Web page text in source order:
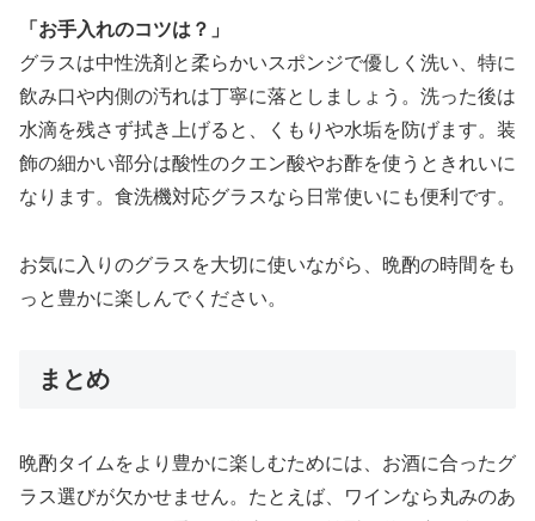
「お手入れのコツは？」
グラスは中性洗剤と柔らかいスポンジで優しく洗い、特に
飲み口や内側の汚れは丁寧に落としましょう。洗った後は
水滴を残さず拭き上げると、くもりや水垢を防げます。装
飾の細かい部分は酸性のクエン酸やお酢を使うときれいに
なります。食洗機対応グラスなら日常使いにも便利です。
お気に入りのグラスを大切に使いながら、晩酌の時間をも
っと豊かに楽しんでください。
まとめ
晩酌タイムをより豊かに楽しむためには、お酒に合ったグ
ラス選びが欠かせません。たとえば、ワインなら丸みのあ